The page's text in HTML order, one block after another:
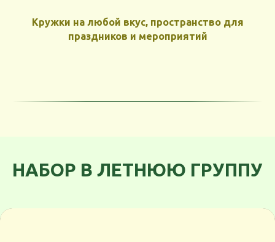
Кружки на любой вкус, пространство для
праздников и мероприятий
НАБОР В ЛЕТНЮЮ ГРУППУ